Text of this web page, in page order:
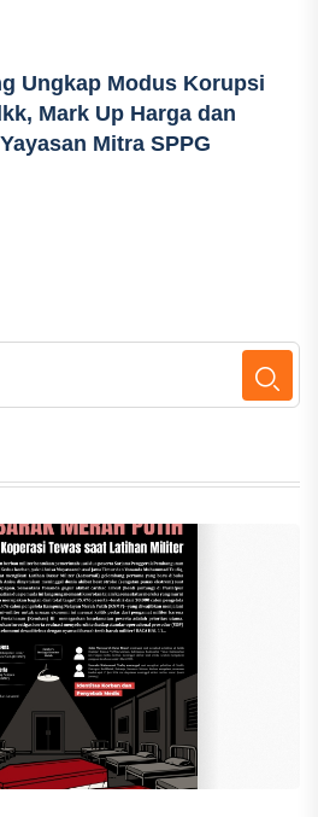
Ungkap Modus Korupsi
Mark Up Harga dan
Mitra SPPG